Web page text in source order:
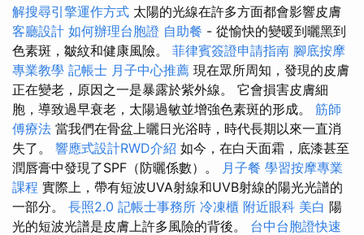
解搜尋引擎運作方式 太陽的光線在許多方面都會影響皮膚
客廳設計 如何辦理台胞證 自助餐 - 從愉快的變暖到曬黑到
色素斑，皺紋和健康風險。 菲律賓簽證申請指南 腳底按摩
專業教學 記帳士 月子中心推薦 現在眾所周知，發現的皮膚
正在變老，原因之一是暴露於紫外線。 它會損害皮膚細
胞，導致過早衰老，太陽過敏並增強色素斑的形成。 筋師
傅療法 當我們在骨盆上曬日光浴時，時代長期以來一直消
失了。 響應式設計RWD介紹 如今，在白天面霜，底漆甚至
潤唇膏中發現了SPF（防曬係數）。
月子餐 學習按摩專業
課程 實際上，帶有短波UVA射線和UVB射線的陽光光譜的
一部分。 長照2.0 記帳士事務所 冷凍櫃 附近眼科 美白 陽
光的短波光譜是皮膚上許多風險的背後。 台中台胞證快速